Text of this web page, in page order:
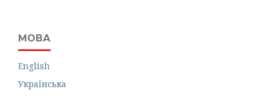
МОВА
English
Українська